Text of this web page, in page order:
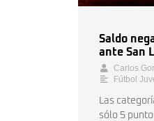
Saldo
ante San
Carlos
Fútbol
Las
sólo 5